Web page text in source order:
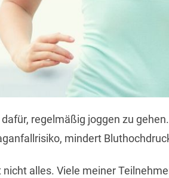
regelmäßig joggen zu
mindert
nicht alles. Viele meiner